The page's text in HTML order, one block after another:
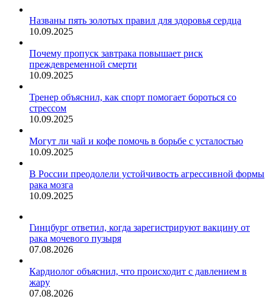
Названы пять золотых правил для здоровья сердца
10.09.2025
Почему пропуск завтрака повышает риск
преждевременной смерти
10.09.2025
Тренер объяснил, как спорт помогает бороться со
стрессом
10.09.2025
Могут ли чай и кофе помочь в борьбе с усталостью
10.09.2025
В России преодолели устойчивость агрессивной формы
рака мозга
10.09.2025
Гинцбург ответил, когда зарегистрируют вакцину от
рака мочевого пузыря
07.08.2026
Кардиолог объяснил, что происходит с давлением в
жару
07.08.2026